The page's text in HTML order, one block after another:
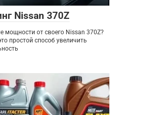
Nissan 370Z
мощности от своего Nissan 370Z?
простой способ увеличить